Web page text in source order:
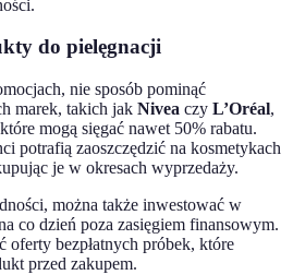
do pielęgnacji
nie sposób pominąć
marek, takich jak Nivea czy L’Oréal,
mogą sięgać nawet 50% rabatu.
potrafią zaoszczędzić na kosmetykach
je w okresach wyprzedaży.
można także inwestować w
co dzień poza zasięgiem finansowym.
oferty bezpłatnych próbek, które
przed zakupem.